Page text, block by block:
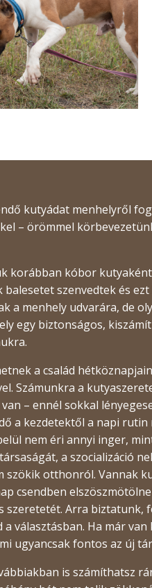
kutyádat menhelyről
– örömmel
korábban kóbor
szenvedtek és
a menhely udvarára, de
egy biztonságos,
a család
Számunkra a
– ennél sokkal
a kezdetektől a napi
nem éri annyi inger,
a szocializáció
otthonról. Vannak
csendben
Arra biztatunk,
választásban. Ha már
ugyancsak fontos az új
is számíthatsz